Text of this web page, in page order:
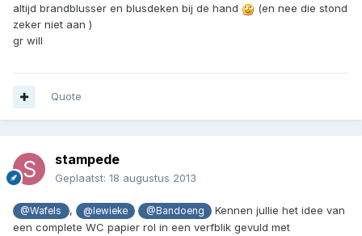
altijd brandblusser en blusdeken bij de hand
(en nee die stond
zeker niet aan )
gr will
Quote
stampede
Geplaatst: 18 augustus 2013
@Wafels , @lewieke @Bandoeng
Kennen jullie het idee van
een complete WC papier rol in een verfblik gevuld met